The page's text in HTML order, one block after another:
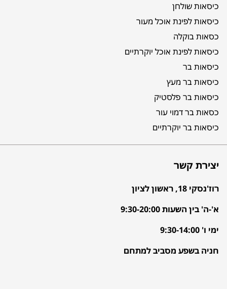
כיסאות שולחן
כיסאות לפינת אוכל מעור
כסאות בוקלה
כיסאות לפינת אוכל יוקרתיים
כיסאות בר
כיסאות בר מעץ
כיסאות בר פלסטיק
כסאות בר דמוי עור
כיסאות בר יוקרתיים
יצירת קשר
רוז'נסקי 18, ראשון לציון
א'-ה' בין השעות 9:30-20:00
ימי ו' 9:30-14:00
חניה בשפע מסביב למתחם